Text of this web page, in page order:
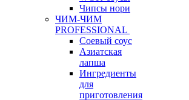
Чипсы нори
ЧИМ-ЧИМ
PROFESSIONAL
Соевый соус
Азиатская
лапша
Ингредиенты
для
приготовления